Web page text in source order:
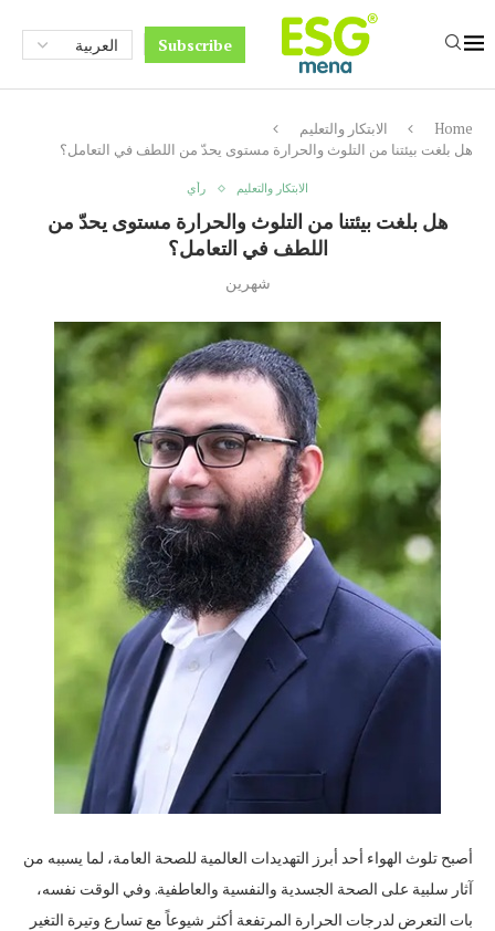
Subscribe
Home
الابتكار والتعليم
هل بلغت بيئتنا من التلوث والحرارة مستوى يحدّ من اللطف في التعامل؟
الابتكار والتعليم رأي
هل بلغت بيئتنا من التلوث والحرارة مستوى يحدّ من
اللطف في التعامل؟
شهرين
أصبح تلوث الهواء أحد أبرز التهديدات العالمية للصحة العامة، لما يسببه من
آثار سلبية على الصحة الجسدية والنفسية والعاطفية. وفي الوقت نفسه،
بات التعرض لدرجات الحرارة المرتفعة أكثر شيوعاً مع تسارع وتيرة التغير